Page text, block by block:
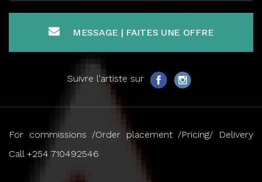
Suivre l'artiste sur
MESSAGE | FAITES UNE OFFRE
For commissions /Order placement /Pricing/ Delivery
Call +254 710492546